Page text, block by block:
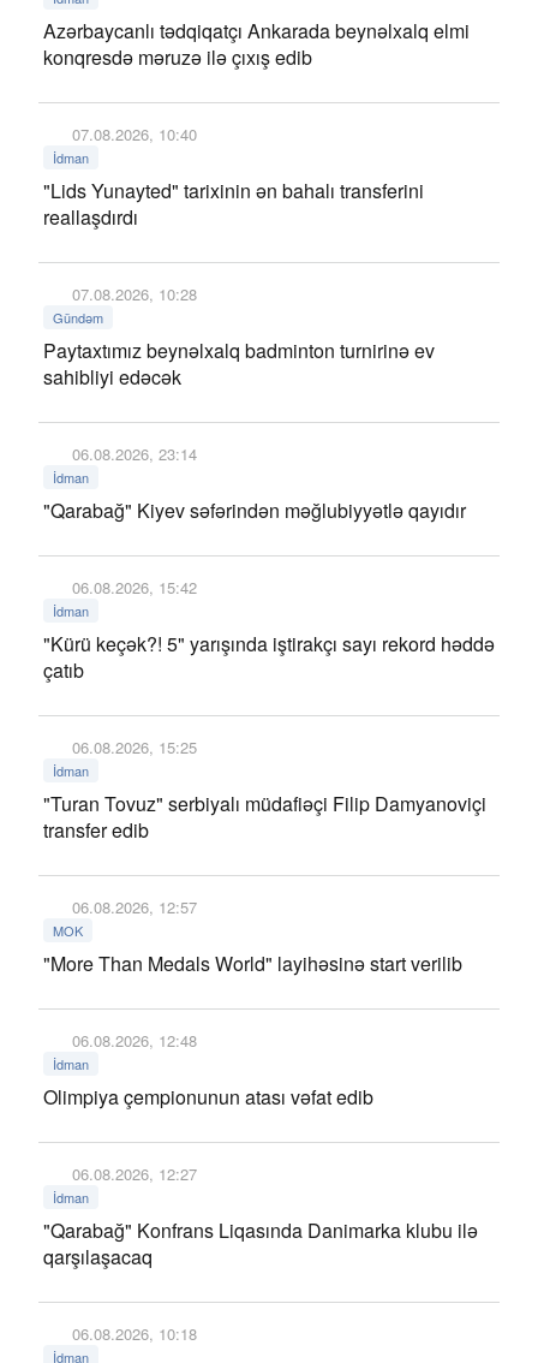
Azərbaycanlı tədqiqatçı Ankarada beynəlxalq elmi
konqresdə məruzə ilə çıxış edib
07.08.2026, 10:40
İdman
"Lids Yunayted" tarixinin ən bahalı transferini
reallaşdırdı
07.08.2026, 10:28
Gündəm
Paytaxtımız beynəlxalq badminton turnirinə ev
sahibliyi edəcək
06.08.2026, 23:14
İdman
"Qarabağ" Kiyev səfərindən məğlubiyyətlə qayıdır
06.08.2026, 15:42
İdman
"Kürü keçək?! 5" yarışında iştirakçı sayı rekord həddə
çatıb
06.08.2026, 15:25
İdman
"Turan Tovuz" serbiyalı müdafiəçi Filip Damyanoviçi
transfer edib
06.08.2026, 12:57
MOK
"More Than Medals World" layihəsinə start verilib
06.08.2026, 12:48
İdman
Olimpiya çempionunun atası vəfat edib
06.08.2026, 12:27
İdman
"Qarabağ" Konfrans Liqasında Danimarka klubu ilə
qarşılaşacaq
06.08.2026, 10:18
İdman